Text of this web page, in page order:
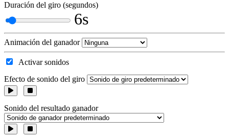
Duración del giro (segundos)
6s
Animación del ganador
Activar sonidos
Efecto de sonido del giro
Sonido del resultado ganador